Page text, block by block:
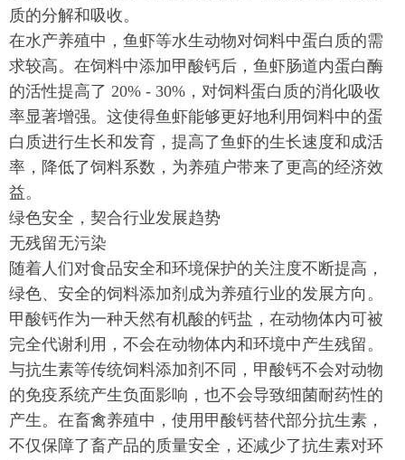
质的分解和吸收。
在水产养殖中，鱼虾等水生动物对饲料中蛋白质的需
求较高。在饲料中添加甲酸钙后，鱼虾肠道内蛋白酶
的活性提高了 20% - 30%，对饲料蛋白质的消化吸收
率显著增强。这使得鱼虾能够更好地利用饲料中的蛋
白质进行生长和发育，提高了鱼虾的生长速度和成活
率，降低了饲料系数，为养殖户带来了更高的经济效
益。
绿色安全，契合行业发展趋势
无残留无污染
随着人们对食品安全和环境保护的关注度不断提高，
绿色、安全的饲料添加剂成为养殖行业的发展方向。
甲酸钙作为一种天然有机酸的钙盐，在动物体内可被
完全代谢利用，不会在动物体内和环境中产生残留。
与抗生素等传统饲料添加剂不同，甲酸钙不会对动物
的免疫系统产生负面影响，也不会导致细菌耐药性的
产生。在畜禽养殖中，使用甲酸钙替代部分抗生素，
不仅保障了畜产品的质量安全，还减少了抗生素对环